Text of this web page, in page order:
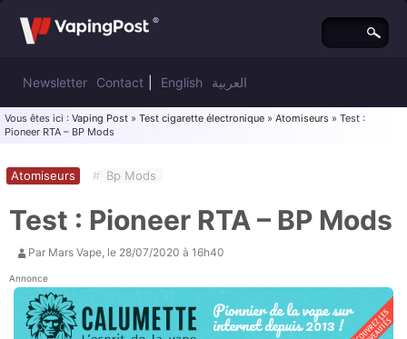
Newsletter Contact English العربية
Vous êtes ici : Vaping Post » Test cigarette électronique » Atomiseurs » Test :
Pioneer RTA – BP Mods
Test : Pioneer RTA – BP Mods
Atomiseurs # Bp Mods
Par Mars Vape, le 28/07/2020 à 16h40
Annonce